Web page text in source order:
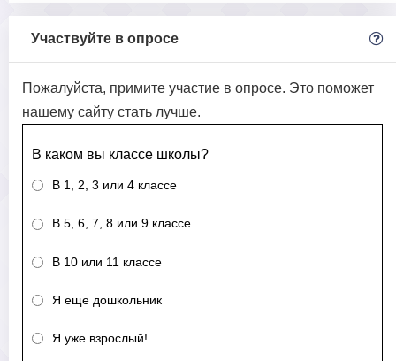
Участвуйте в опросе
Пожалуйста, примите участие в опросе. Это поможет
нашему сайту стать лучше.
В каком вы классе школы?
В 1, 2, 3 или 4 классе
В 5, 6, 7, 8 или 9 классе
В 10 или 11 классе
Я еще дошкольник
Я уже взрослый!